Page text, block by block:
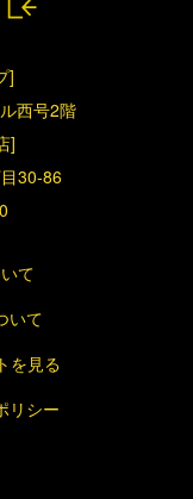
]
西号2階
]
30-86
て
いて
を見る
リシー